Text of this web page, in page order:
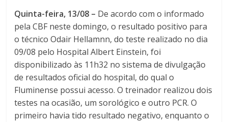
Quinta-feira, 13/08 – De acordo com o informado
pela CBF neste domingo, o resultado positivo para
o técnico Odair Hellamnn, do teste realizado no dia
09/08 pelo Hospital Albert Einstein, foi
disponibilizado às 11h32 no sistema de divulgação
de resultados oficial do hospital, do qual o
Fluminense possui acesso. O treinador realizou dois
testes na ocasião, um sorológico e outro PCR. O
primeiro havia tido resultado negativo, enquanto o